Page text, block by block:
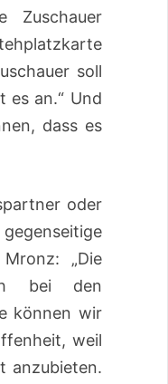
Zuschauer
soll
es an.“ Und
dass es
oder
„Die
bei den
können wir
weil
anzubieten.